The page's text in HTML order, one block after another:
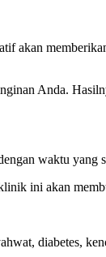
akan
Anda.
waktu
ini akan
diabetes,